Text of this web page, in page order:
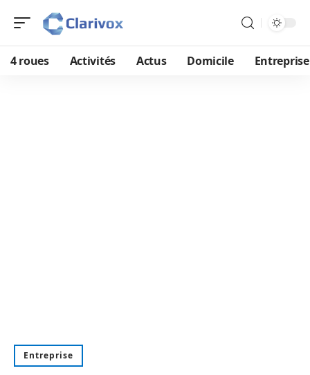
4 roues Activités Actus Domicile Entreprise
Entreprise